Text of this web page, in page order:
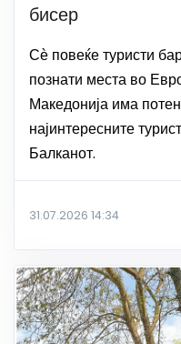
бисер
Сѐ повеќе туристи
познати места во
Македонија има
најинтересните
Балканот.
31.07.2026 14:34